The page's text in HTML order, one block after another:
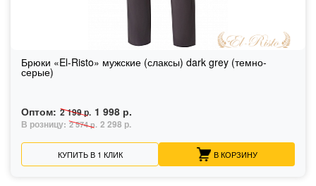
Брюки «El-Risto» мужские (слаксы) dark grey (темно-
серые)
Оптом: 2 199 р. 1 998 р.
В розницу: 2 574 р. 2 298 р.
КУПИТЬ В 1 КЛИК В КОРЗИНУ